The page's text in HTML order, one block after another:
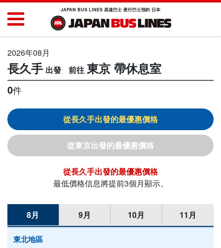
JAPAN BUS LINES 高速巴士 夜行巴士預約 日本
2026年08月
長久手 東京 帶休息室
0件
長久手
東京
長久手
最低價格信息將提前3個月顯示。
8月 9月 10月 11月
東北地區